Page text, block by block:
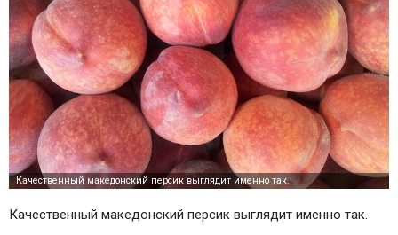
Качественный македонский персик выглядит именно так.